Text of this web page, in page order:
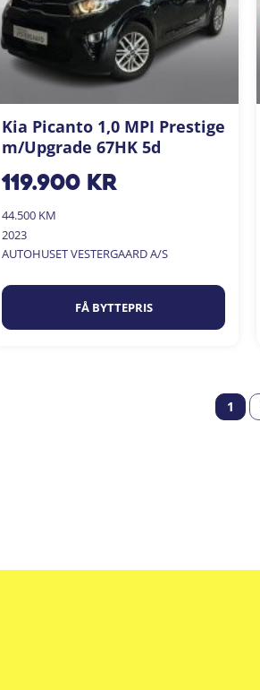
Kia Picanto 1,0 MPI Prestige
m/Upgrade 67HK 5d
119.900kr
44.500 KM
2023
AUTOHUSET VESTERGAARD A/S
FÅ BYTTEPRIS
1